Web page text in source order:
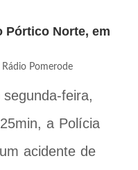
Pórtico Norte, em
Pomerode
feira,
a Polícia
acidente de